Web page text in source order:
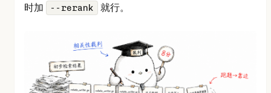
时加
--rerank 就行。